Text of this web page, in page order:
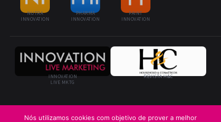
NUTRA
INNOVATION
PHARMA
INNOVATION
PAINT
INNOVATION
INNOVATION
LIVE MKTG
REVISTA H&C
Nós utilizamos cookies com objetivo de prover a melhor